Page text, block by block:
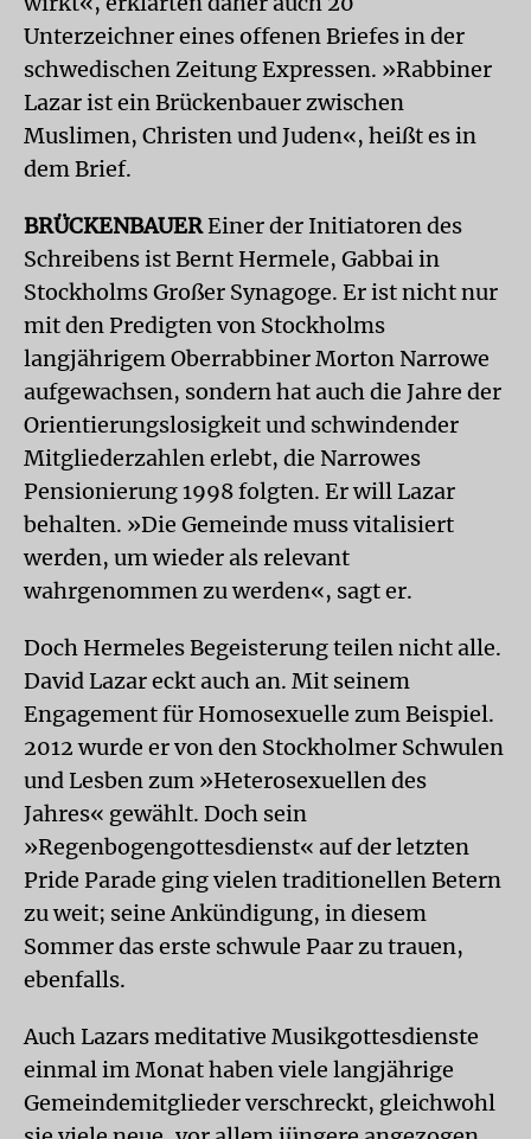
Unterzeichner eines offenen Briefes in der
schwedischen Zeitung Expressen. »Rabbiner
Lazar ist ein Brückenbauer zwischen
Muslimen, Christen und Juden«, heißt es in
dem Brief.
BRÜCKENBAUEREiner der Initiatoren des
Schreibens ist Bernt Hermele, Gabbai in
Stockholms Großer Synagoge. Er ist nicht nur
mit den Predigten von Stockholms
langjährigem Oberrabbiner Morton Narrowe
aufgewachsen, sondern hat auch die Jahre der
Orientierungslosigkeit und schwindender
Mitgliederzahlen erlebt, die Narrowes
Pensionierung 1998 folgten. Er will Lazar
behalten. »Die Gemeinde muss vitalisiert
werden, um wieder als relevant
wahrgenommen zu werden«, sagt er.
Doch Hermeles Begeisterung teilen nicht alle.
David Lazar eckt auch an. Mit seinem
Engagement für Homosexuelle zum Beispiel.
2012 wurde er von den Stockholmer Schwulen
und Lesben zum »Heterosexuellen des
Jahres« gewählt. Doch sein
»Regenbogengottesdienst« auf der letzten
Pride Parade ging vielen traditionellen Betern
zu weit; seine Ankündigung, in diesem
Sommer das erste schwule Paar zu trauen,
ebenfalls.
Auch Lazars meditative Musikgottesdienste
einmal im Monat haben viele langjährige
Gemeindemitglieder verschreckt, gleichwohl